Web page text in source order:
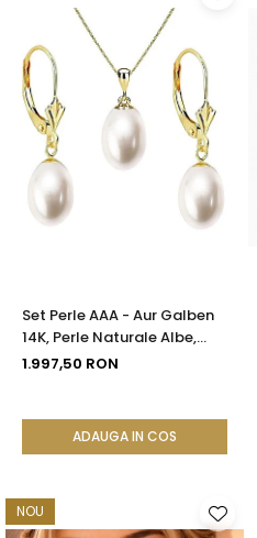
Set Perle AAA - Aur Galben
14K, Perle Naturale Albe,
Formă Lacrimă, 8/5 mm|
1.997,50 RON
ADAUGA IN COS
NOU